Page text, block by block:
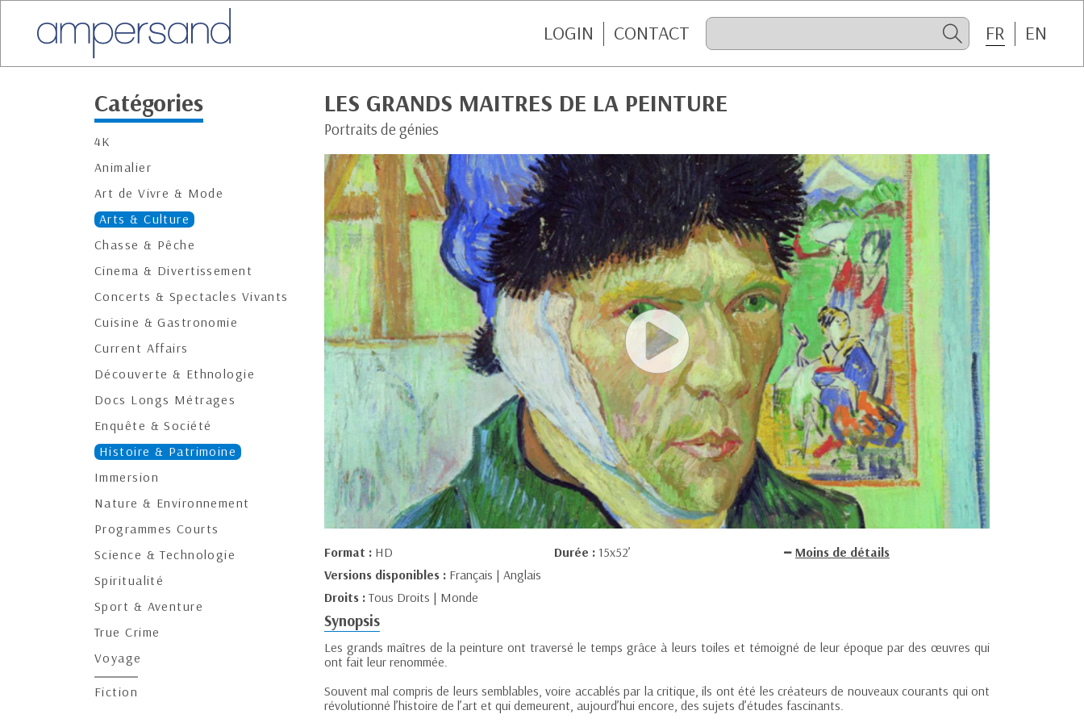
LOGIN CONTACT FR EN
Catégories
4K
Animalier
Art de Vivre & Mode
Arts & Culture
Chasse & Pêche
Cinema & Divertissement
Concerts & Spectacles Vivants
Cuisine & Gastronomie
Current Affairs
Découverte & Ethnologie
Docs Longs Métrages
Enquête & Société
Histoire & Patrimoine
Immersion
Nature & Environnement
Programmes Courts
Science & Technologie
Spiritualité
Sport & Aventure
True Crime
Voyage
Fiction
LES GRANDS MAITRES DE LA PEINTURE
Portraits de génies
Format : HD Durée : 15x52’
Moins de détails
Versions disponibles : Français | Anglais
Droits :Tous Droits | Monde
Synopsis
Les grands maîtres de la peinture ont traversé le temps grâce à leurs toiles et témoigné de leur époque par des œuvres qui
ont fait leur renommée.
Souvent mal compris de leurs semblables, voire accablés par la critique, ils ont été les créateurs de nouveaux courants qui ont
révolutionné l’histoire de l’art et qui demeurent, aujourd’hui encore, des sujets d’études fascinants.